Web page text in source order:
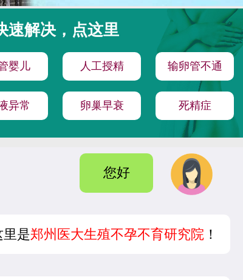
速解决，点这里
婴儿 人工授精 输卵管不通
异常 卵巢早衰 死精症
您好
里是郑州医大生殖不孕不育研究院 ！